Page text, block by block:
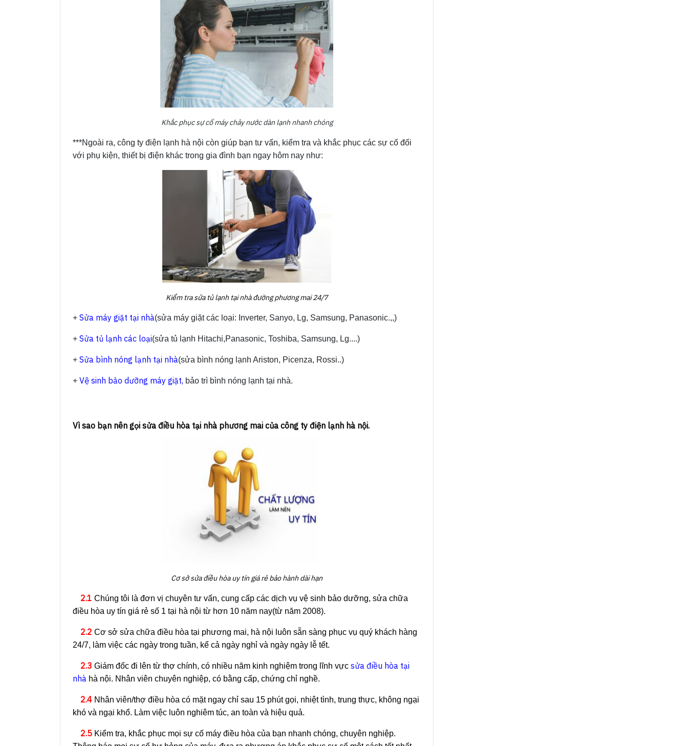
Khắc phục sự cố máy chảy nước dàn lạnh nhanh chóng
***Ngoài ra, công ty điện lạnh hà nội còn giúp bạn tư vấn, kiểm tra và khắc phục các sự cố đối
với phụ kiện, thiết bị điện khác trong gia đình bạn ngay hôm nay như:
Kiểm tra sửa tủ lạnh tại nhà đường phương mai 24/7
+ Sửa máy giặt tại nhà(sửa máy giặt các loại: Inverter, Sanyo, Lg, Samsung, Panasonic.,,)
+ Sửa tủ lạnh các loại(sửa tủ lạnh Hitachi,Panasonic, Toshiba, Samsung, Lg....)
+ Sửa bình nóng lạnh tại nhà(sửa bình nóng lạnh Ariston, Picenza, Rossi..)
+ Vệ sinh bảo dưỡng máy giặt, bảo trì bình nóng lạnh tại nhà.
Vì sao bạn nên gọi sửa điều hòa tại nhà phương mai của công ty điện lạnh hà nội.
Cơ sở sửa điều hòa uy tín giá rẻ bảo hành dài hạn
2.1 Chúng tôi là đơn vị chuyên tư vấn, cung cấp các dịch vụ vệ sinh bảo dưỡng, sửa chữa
điều hòa uy tín giá rẻ số 1 tại hà nội từ hơn 10 năm nay(từ năm 2008).
2.2 Cơ sở sửa chữa điều hòa tại phương mai, hà nội luôn sẵn sàng phục vụ quý khách hàng
24/7, làm việc các ngày trong tuần, kể cả ngày nghỉ và ngày ngày lễ tết.
2.3 Giám đốc đi lên từ thợ chính, có nhiều năm kinh nghiệm trong lĩnh vực sửa điều hòa tại
nhà hà nội. Nhân viên chuyên nghiệp, có bằng cấp, chứng chỉ nghề.
2.4 Nhân viên/thợ điều hòa có mặt ngay chỉ sau 15 phút gọi, nhiệt tình, trung thực, không ngại
khó và ngại khổ. Làm việc luôn nghiêm túc, an toàn và hiệu quả.
2.5 Kiểm tra, khắc phục mọi sự cố máy điều hòa của bạn nhanh chóng, chuyên nghiệp.